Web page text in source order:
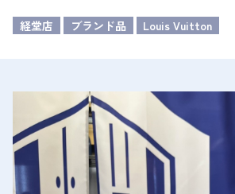
経堂店 ブランド品 Louis Vuitton